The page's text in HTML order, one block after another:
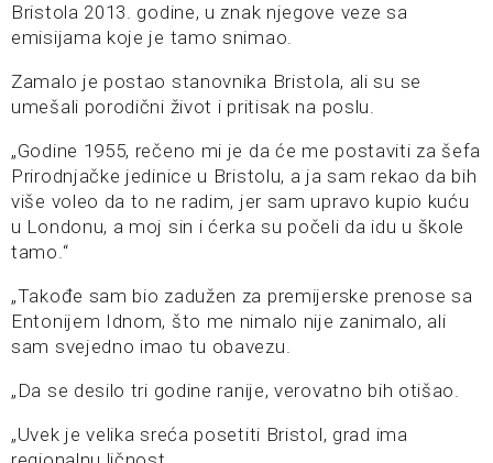
Bristola 2013. godine, u znak njegove veze sa
emisijama koje je tamo snimao.
Zamalo je postao stanovnika Bristola, ali su se
umešali porodični život i pritisak na poslu.
„Godine 1955, rečeno mi je da će me postaviti za šefa
Prirodnjačke jedinice u Bristolu, a ja sam rekao da bih
više voleo da to ne radim, jer sam upravo kupio kuću
u Londonu, a moj sin i ćerka su počeli da idu u škole
tamo.“
„Takođe sam bio zadužen za premijerske prenose sa
Entonijem Idnom, što me nimalo nije zanimalo, ali
sam svejedno imao tu obavezu.
„Da se desilo tri godine ranije, verovatno bih otišao.
„Uvek je velika sreća posetiti Bristol, grad ima